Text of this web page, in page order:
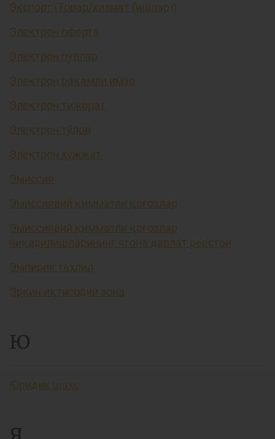
Экспорт (Товар/хизмат (ишлар))
Электрон оферта
Электрон пуллар
Электрон рақамли имзо
Электрон тижорат
Электрон тўлов
Электрон ҳужжат
Эмиссия
Эмиссиявий қимматли қоғозлар
Эмиссиявий қимматли қоғозлар
чиқарилишларининг ягона давлат реестри
Эмпирик таҳлил
Эркин иқтисодий зона
Ю
Юридик шахс